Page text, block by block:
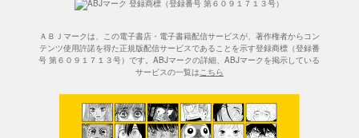
ＡＢＪマークは、この電子書店・電子書籍配信サービスが、著作権者からコン
テンツ使用許諾を得た正規版配信サービスであることを示す登録商標（登録番
号 第６０９１７１３号）です。ABJマークの詳細、ABJマークを掲示している
サービスの一覧はこちら